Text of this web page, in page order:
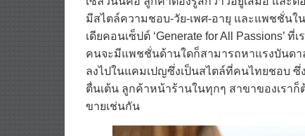
มีสไตล์ความชอบ-วัย-เพศ-อายุ และแพชชั่นใ
เดียคอนเซ็ปต์ ‘Generate for All Passions’
คนจะมีแพชชั่นด้านใดก็สามารถหาแรงบันดา
ลงไปในแคมเปญซึ่งเป็นสไตล์ที่คนไทยชอบ
ตื่นเต้น ลูกค้าหน้าร้านในทุกๆ สาขาของเรา
ขายเช่นกัน